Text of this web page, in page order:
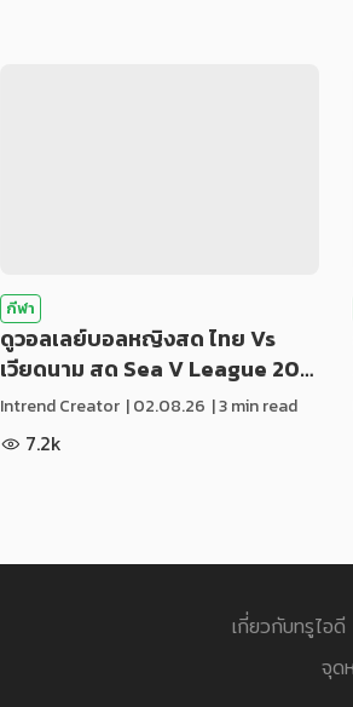
กีฬา
ดูวอลเลย์บอลหญิงสด ไทย Vs
เวียดนาม สด Sea V League 20…
Intrend Creator |02.08.26 | 3 min read
7.2k
เกี่ยวกับทรูไอดี
จุด